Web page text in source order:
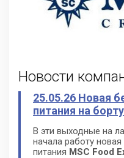
Новости
25.05.26 Новая
питания на
В эти выходные на
начала работу
питания MSC Food